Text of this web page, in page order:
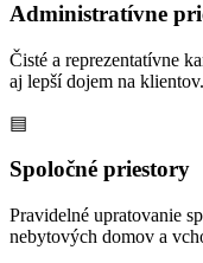
Administratívne
Čisté a reprezentatívne
aj lepší dojem na klientov.
▤
Spoločné priestory
Pravidelné upratovanie
nebytových domov a